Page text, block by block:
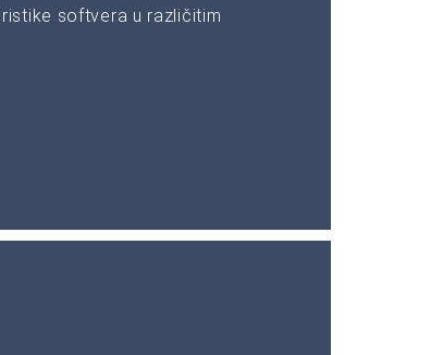
softvera u različitim